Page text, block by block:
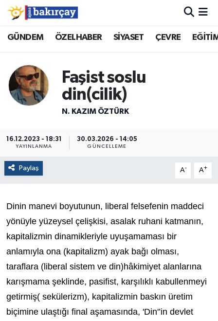
GÜNDEM ÖZELHABER SİYASET ÇEVRE
Faşist soslu
din(cilik)
N. KAZIM ÖZTÜRK
16.12.2023 - 18:31
YAYINLANMA
30.03.2026 - 14:05
GÜNCELLEME
Paylaş A- A+
Dinin manevi boyutunun, liberal felsefenin maddeci
yönüyle yüzeysel çelişkisi, asalak ruhani katmanın,
kapitalizmin dinamikleriyle uyuşamaması bir
anlamıyla ona (kapitalizm) ayak bağı olması,
taraflara (liberal sistem ve din)hâkimiyet alanlarına
karışmama şeklinde, pasifist, karşılıklı kabullenmeyi
getirmiş( sekülerizm), kapitalizmin baskın üretim
biçimine ulaştığı final aşamasında, 'Din'’in devlet
İzmir Nöbetçi Eczaneler
İzmir Namaz Vakitleri
İzmir Trafik Yoğunluk Haritası
Süper Lig Puan Durumu ve Fikstür
Tüm Manşetler
Haber Arşivi